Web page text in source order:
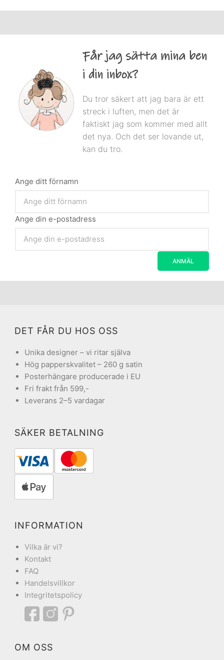
Får jag sätta mina ben
i din inbox?
Du tror säkert att jag bara är ett
streck i luften, men det är
faktiskt jag som kommer med allt
det nya. Och det ser lovande ut,
kan du tro.
Ange ditt förnamn
Ange din e-postadress
DET FÅR DU HOS OSS
Unika designer – vi ritar själva
Hög papperskvalitet – 260 g satin
Posterhängare producerade i EU
Fri frakt från 599,-
Leverans 2–5 vardagar
SÄKER BETALNING
INFORMATION
Vilka är vi?
Kontakt
FAQ
Handelsvillkor
Integritetspolicy
OM OSS